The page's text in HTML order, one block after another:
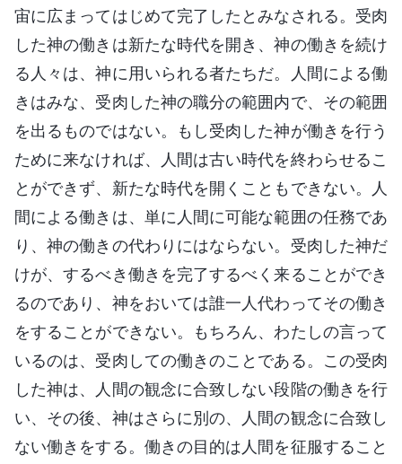
宙に広まってはじめて完了したとみなされる。受肉
した神の働きは新たな時代を開き、神の働きを続け
る人々は、神に用いられる者たちだ。人間による働
きはみな、受肉した神の職分の範囲内で、その範囲
を出るものではない。もし受肉した神が働きを行う
ために来なければ、人間は古い時代を終わらせるこ
とができず、新たな時代を開くこともできない。人
間による働きは、単に人間に可能な範囲の任務であ
り、神の働きの代わりにはならない。受肉した神だ
けが、するべき働きを完了するべく来ることができ
るのであり、神をおいては誰一人代わってその働き
をすることができない。もちろん、わたしの言って
いるのは、受肉しての働きのことである。この受肉
した神は、人間の観念に合致しない段階の働きを行
い、その後、神はさらに別の、人間の観念に合致し
ない働きをする。働きの目的は人間を征服すること